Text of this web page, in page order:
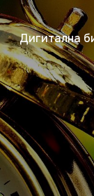
Дигитална
08:00–23:00
од 06. јула